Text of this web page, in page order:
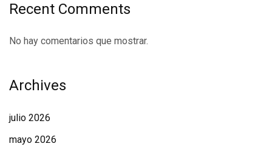
Recent Comments
No hay comentarios que mostrar.
Archives
julio 2026
mayo 2026